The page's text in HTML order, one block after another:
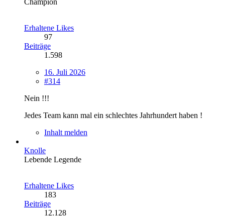
Champion
Erhaltene Likes
97
Beiträge
1.598
16. Juli 2026
#314
Nein !!!
Jedes Team kann mal ein schlechtes Jahrhundert haben !
Inhalt melden
Knolle
Lebende Legende
Erhaltene Likes
183
Beiträge
12.128